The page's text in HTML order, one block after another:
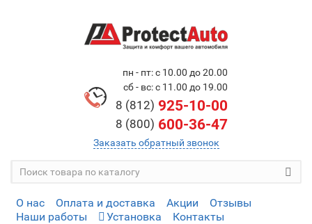
пн - пт: с 10.00 до 20.00
сб - вс: с 11.00 до 19.00
8 (812) 925-10-00
8 (800) 600-36-47
Заказать обратный звонок
О нас Оплата и доставка Акции
Отзывы
Наши работы
Установка Контакты